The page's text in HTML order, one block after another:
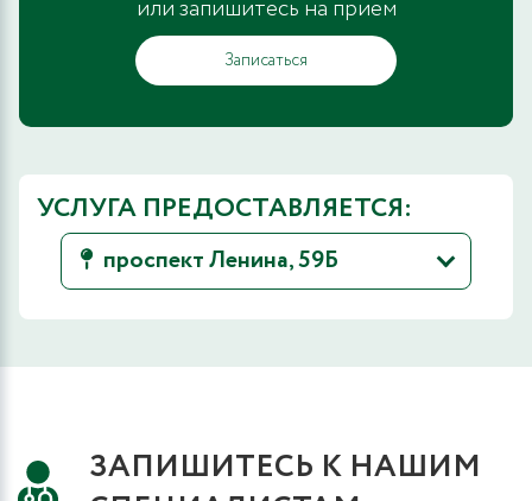
или запишитесь на прием
Записаться
УСЛУГА ПРЕДОСТАВЛЯЕТСЯ:
проспект Ленина, 59Б
ЗАПИШИТЕСЬ К НАШИМ